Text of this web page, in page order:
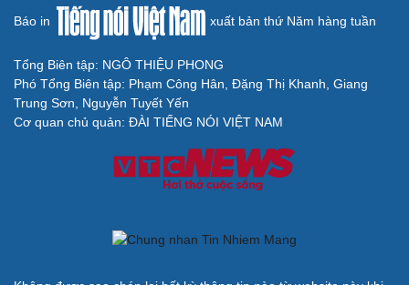
Báo in xuất bản thứ Năm hàng tuần
Tổng Biên tập: NGÔ THIỆU PHONG
Phó Tổng Biên tập: Phạm Công Hân, Đặng Thị Khanh, Giang
Trung Sơn, Nguyễn Tuyết Yến
Cơ quan chủ quản: ĐÀI TIẾNG NÓI VIỆT NAM